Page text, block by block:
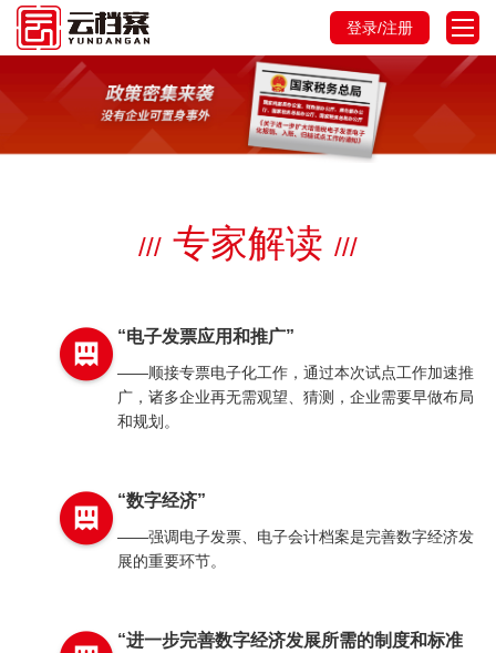
登录/注册
/// 专家解读 ///
“电子发票应用和推广”
——顺接专票电子化工作，通过本次试点工作加速推
广，诸多企业再无需观望、猜测，企业需要早做布局
和规划。
“数字经济”
——强调电子发票、电子会计档案是完善数字经济发
展的重要环节。
“进一步完善数字经济发展所需的制度和标准